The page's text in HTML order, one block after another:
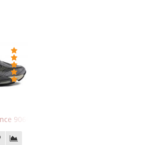
9060 x Joe Freshgoods Dark Grey